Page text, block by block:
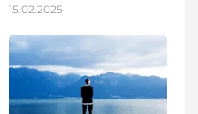
15.02.2025